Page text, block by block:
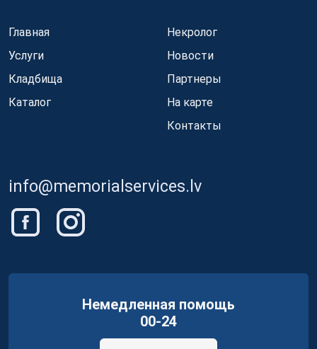
Главная
Услуги
Кладбища
Каталог
Некролог
Новости
Партнеры
На карте
Контакты
info@memorialservices.lv
Немедленная помощь
00-24